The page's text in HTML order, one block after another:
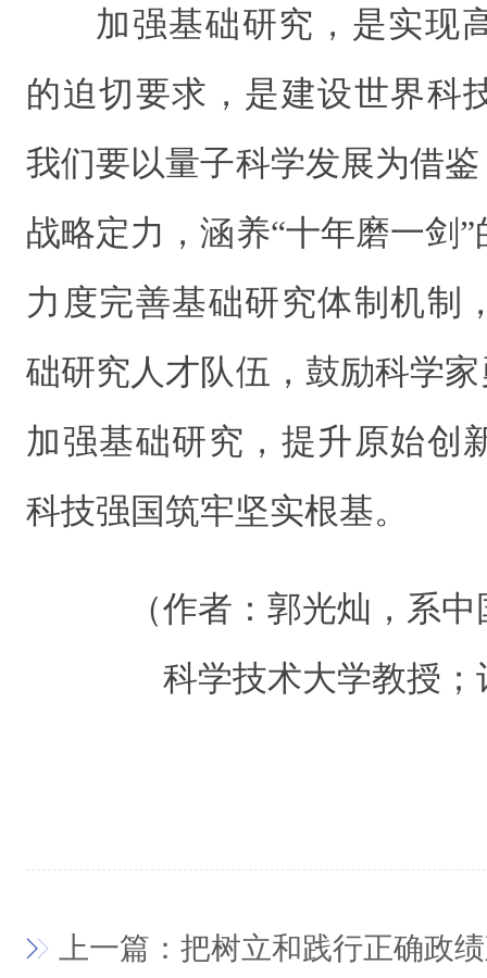
加强基础研究，是实现
的迫切要求，是建设世界科
我们要以量子科学发展为借
战略定力，涵养“十年磨一剑
力度完善基础研究体制机制
础研究人才队伍，鼓励科学
加强基础研究，提升原始创
科技强国筑牢坚实根基。
（作者： 郭光灿 ，系
科学技术大学教授
上一篇：把树立和践行正确政